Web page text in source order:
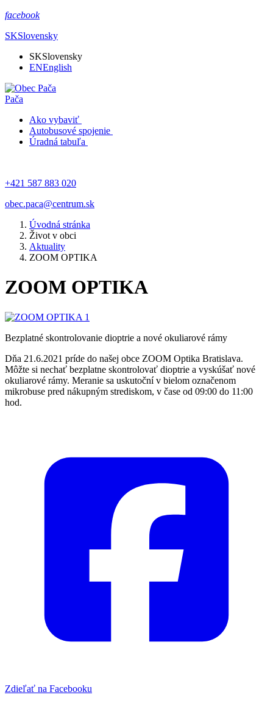
facebook
SKSlovensky
SKSlovensky
ENEnglish
Pača
Ako vybaviť
Autobusové spojenie
Úradná tabuľa
+421 587 883 020
obec.paca@centrum.sk
Úvodná stránka
Život v obci
Aktuality
ZOOM OPTIKA
ZOOM OPTIKA
Bezplatné skontrolovanie dioptrie a nové okuliarové rámy
Dňa 21.6.2021 príde do našej obce ZOOM Optika Bratislava.
Môžte si nechať bezplatne skontrolovať dioptrie a vyskúšať nové
okuliarové rámy. Meranie sa uskutoční v bielom označenom
mikrobuse pred nákupným strediskom, v čase od 09:00 do 11:00
hod.
Zdieľať na Facebooku